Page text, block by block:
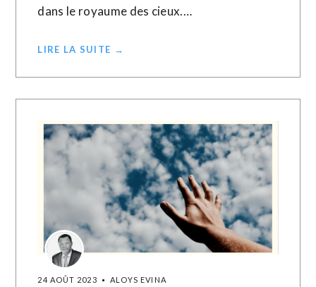
dans le royaume des cieux.…
LIRE LA SUITE →
24 AOÛT 2023 ALOYS EVINA